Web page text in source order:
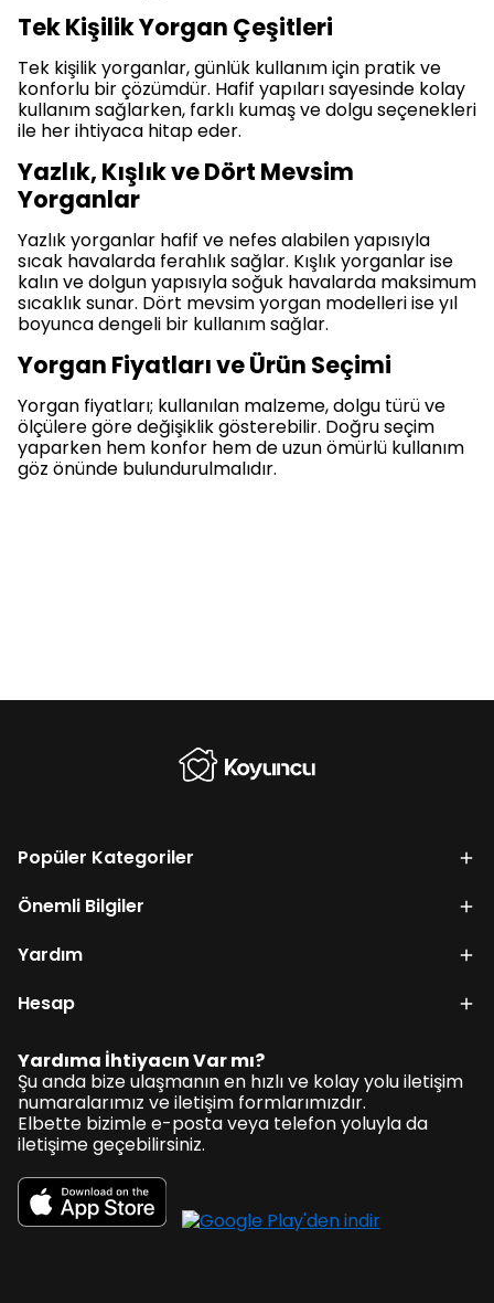
Tek Kişilik Yorgan Çeşitleri
Tek kişilik yorganlar, günlük kullanım için pratik ve
konforlu bir çözümdür. Hafif yapıları sayesinde kolay
kullanım sağlarken, farklı kumaş ve dolgu seçenekleri
ile her ihtiyaca hitap eder.
Yazlık, Kışlık ve Dört Mevsim
Yorganlar
Yazlık yorganlar hafif ve nefes alabilen yapısıyla
sıcak havalarda ferahlık sağlar. Kışlık yorganlar ise
kalın ve dolgun yapısıyla soğuk havalarda maksimum
sıcaklık sunar. Dört mevsim yorgan modelleri ise yıl
boyunca dengeli bir kullanım sağlar.
Yorgan Fiyatları ve Ürün Seçimi
Yorgan fiyatları; kullanılan malzeme, dolgu türü ve
ölçülere göre değişiklik gösterebilir. Doğru seçim
yaparken hem konfor hem de uzun ömürlü kullanım
göz önünde bulundurulmalıdır.
Popüler Kategoriler
Önemli Bilgiler
Yardım
Hesap
Yardıma İhtiyacın Var mı?
Şu anda bize ulaşmanın en hızlı ve kolay yolu iletişim
numaralarımız ve iletişim formlarımızdır.
Elbette bizimle e-posta veya telefon yoluyla da
iletişime geçebilirsiniz.